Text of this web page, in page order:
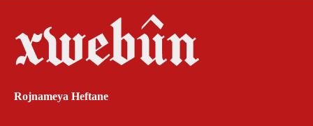
Rojnameya Heftane